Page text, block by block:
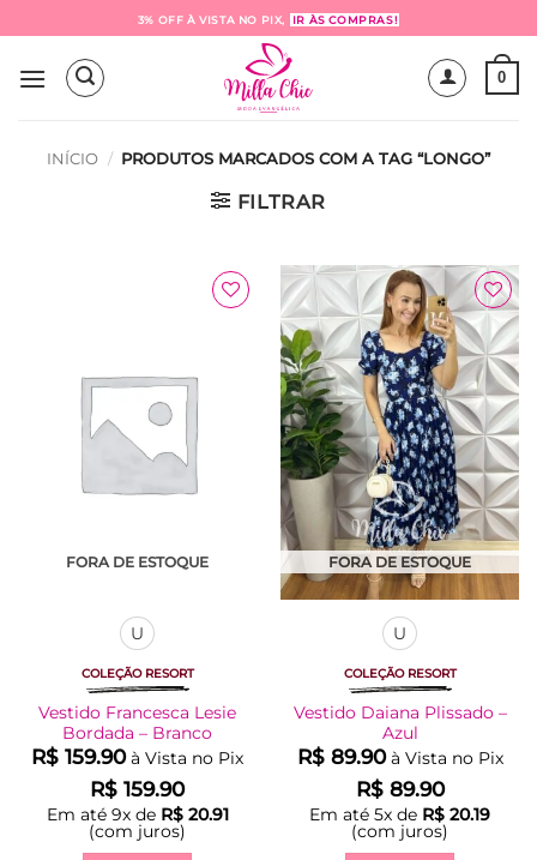
to
content
3% OFF À VISTA NO PIX, IR ÀS COMPRAS!
0
INÍCIO / PRODUTOS MARCADOS COM A TAG “LONGO”
FILTRAR
FORA DE ESTOQUE
U
COLEÇÃO RESORT
Vestido Francesca Lesie
Bordada – Branco
R$ 159.90 à Vista no Pix
R$ 159.90
Em até 9x de R$20.91
(com juros)
Adicionar
à Lista
FORA DE ESTOQUE
U
COLEÇÃO RESORT
Vestido Daiana Plissado –
Azul
R$89.90 à Vista no Pix
R$89.90
Em até 5x de R$ 20.19
(com juros)